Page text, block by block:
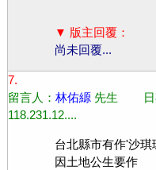
▼ 版主回覆：
尚未回覆...
7.
留言人： 林佑縓 先生 日
118.231.12....
台北縣市有作'沙
因土地公生要作